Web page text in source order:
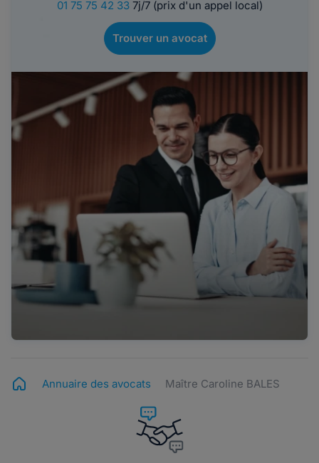
01 75 75 42 337j/7 (prix d'un appel local)
Trouver un avocat
Annuaire des avocats Maître Caroline BALES